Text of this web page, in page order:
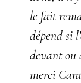
le fait
dépend si
devant ou
merci